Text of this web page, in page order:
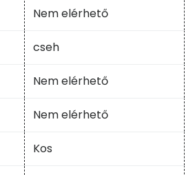
Nem elérhető
cseh
Nem elérhető
Nem elérhető
Kos